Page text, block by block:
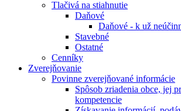
Tlačivá na stiahnutie
Daňové
Daňové - k už
Stavebné
Ostatné
Cenníky
Zverejňovanie
Povinne zverejňované informácie
Spôsob zriadenia obce, jej
kompetencie